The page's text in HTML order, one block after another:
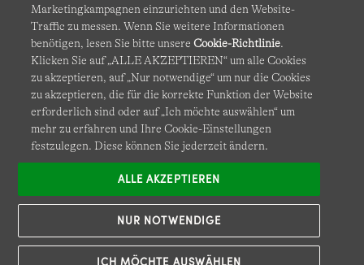
Site Map Internationale Websites
Diese Website ist durch reCAPTCHA geschützt. Es gelten die
Datenschutzerklärung undNutzungsbedingungenvon
Google.
Marketingkampagnen einzurichten und den Website-
Traffic zu messen. Wenn Sie weitere Informationen
benötigen, lesen Sie bitte unsereCookie-Richtlinie.
Klicken Sie auf „ALLE AKZEPTIEREN“ um alle Cookies
zu akzeptieren, auf „Nur notwendige“ um nur die Cookies
zu akzeptieren, die für die korrekte Funktion der Website
erforderlich sind oder auf „Ich möchte auswählen“ um
mehr zu erfahren und Ihre Cookie-Einstellungen
festzulegen. Diese können Sie jederzeit ändern.
ICH MÖCHTE AUSWÄHLEN
NUR NOTWENDIGE
ALLE AKZEPTIEREN